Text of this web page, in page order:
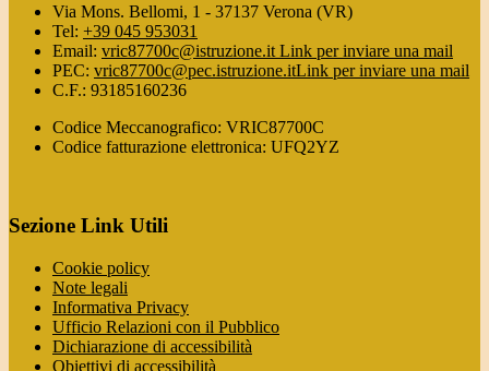
Via Mons. Bellomi, 1 - 37137 Verona (VR)
Tel: +39 045 953031
Email: vric87700c@istruzione.it Link per inviare una mail
PEC: vric87700c@pec.istruzione.itLink per inviare una mail
C.F.: 93185160236
Codice Meccanografico: VRIC87700C
Codice fatturazione elettronica: UFQ2YZ
Sezione Link Utili
Cookie policy
Note legali
Informativa Privacy
Ufficio Relazioni con il Pubblico
Dichiarazione di accessibilità
Obiettivi di accessibilità